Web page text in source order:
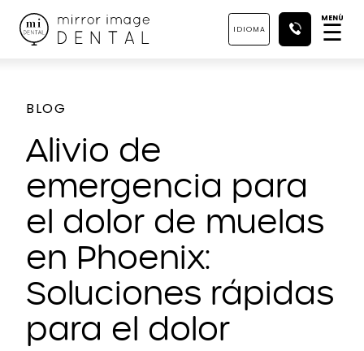
IDIOMA
MENÚ
☰
BLOG
Alivio de
emergencia para
el dolor de muelas
en Phoenix:
Soluciones rápidas
para el dolor